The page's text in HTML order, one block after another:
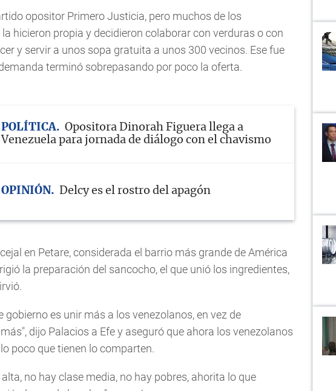
opositor Primero Justicia, pero muchos de los
hicieron propia y decidieron colaborar con verduras o con
y servir a unos sopa gratuita a unos 300 vecinos. Ese fue
terminó sobrepasando por poco la oferta.
POLÍTICA
Opositora Dinorah Figuera llega a
Venezuela para jornada de diálogo con el chavismo
OPINIÓN Delcy es el rostro del apagón
en Petare, considerada el barrio más grande de América
la preparación del sancocho, el que unió los ingredientes,
gobierno es unir más a los venezolanos, en vez de
dijo Palacios a Efe y aseguró que ahora los venezolanos
poco que tienen lo comparten.
no hay clase media, no hay pobres, ahorita lo que